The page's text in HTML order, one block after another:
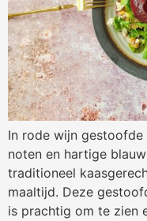
In rode wijn
noten en hartige
traditioneel
maaltijd. Deze
is prachtig om te zien